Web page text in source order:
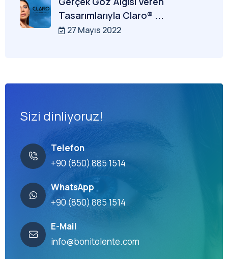
Tasarımlarıyla Claro® ...
27 Mayıs 2022
Sizi dinliyoruz!
Telefon
+90 (850) 885 1514
WhatsApp
+90 (850) 885 1514
E-Mail
info@bonitolente.com